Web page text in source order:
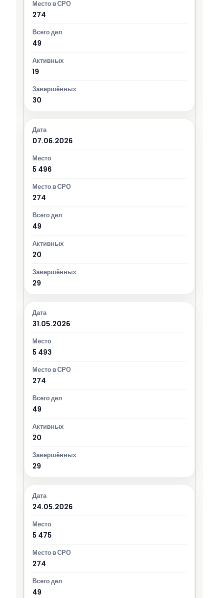
274
49
19
30
07.06.2026
5 496
274
49
20
29
31.05.2026
5 493
274
49
20
29
24.05.2026
5 475
274
49